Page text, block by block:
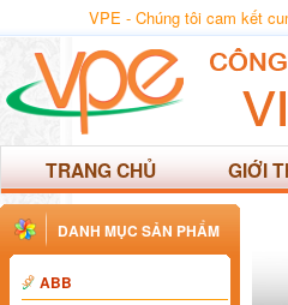
VPE - Chúng tôi cam kết
TRANG CHỦ GIỚI
DANH MỤC SẢN PHẨM
ABB